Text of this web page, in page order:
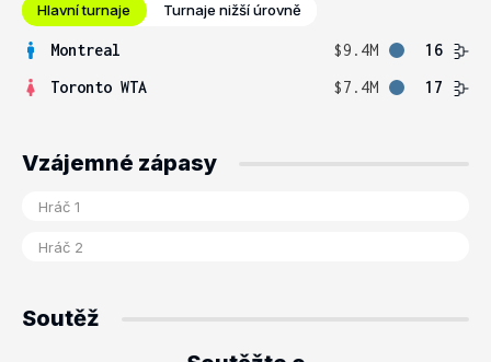
Hlavní turnaje Turnaje nižší úrovně
Montreal $9.4M
16
Toronto WTA
$7.4M 17
Vzájemné zápasy
Soutěž